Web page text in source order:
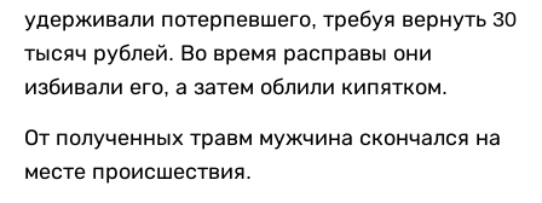
удерживали потерпевшего, требуя вернуть 30
тысяч рублей. Во время расправы они
избивали его, а затем облили кипятком.
От полученных травм мужчина скончался на
месте происшествия.